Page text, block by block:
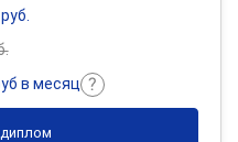
в месяц